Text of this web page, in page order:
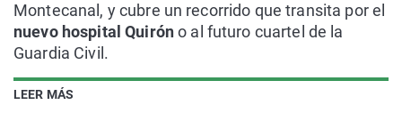
LEER MÁS
Montecanal, y cubre un recorrido que transita por el
nuevo hospital Quiróno al futuro cuartel de la
Guardia Civil.